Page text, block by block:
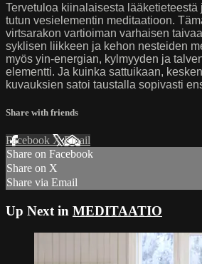
Tervetuloa kiinalaisesta lääketieteestä
tutun vesielementin meditaatioon.
virtsarakon vartioiman varhaisen
syklisen liikkeen ja kehon nesteiden
myös yin-energian, kylmyyden ja
elementti. Ja kuinka sattuikaan,
kuvauksien satoi taustalla sopivasti
Share with friends
Facebook XEmail
Share on Facebook
Share on X
Share via Email
Up Next in MEDITAATIO